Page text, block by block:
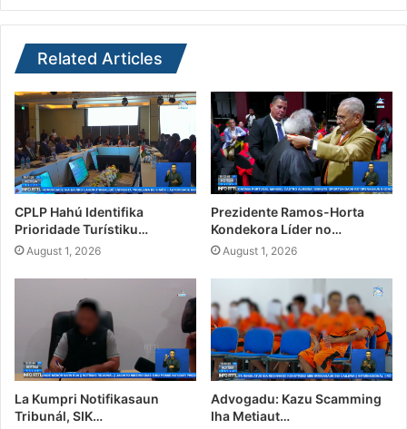
Related Articles
CPLP Hahú Identifika
Prioridade Turístiku…
August 1, 2026
Prezidente Ramos-Horta
Kondekora Líder no…
August 1, 2026
La Kumpri Notifikasaun
Tribunál, SIK…
Advogadu: Kazu Scamming
Iha Metiaut…